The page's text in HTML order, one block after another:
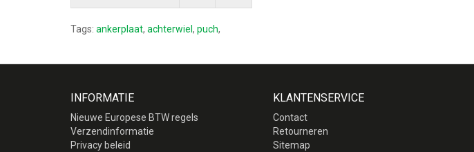
Tags: ankerplaat, achterwiel , puch,
INFORMATIE
Nieuwe Europese BTW regels
Verzendinformatie
Privacy beleid
KLANTENSERVICE
Contact
Retourneren
Sitemap